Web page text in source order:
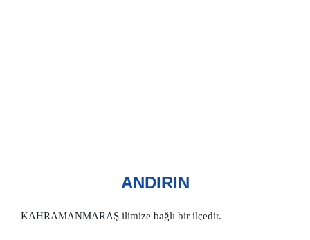
ANDIRIN
KAHRAMANMARAŞ ilimize bağlı bir ilçedir.